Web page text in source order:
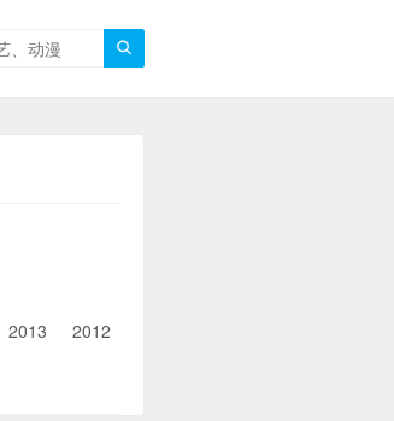

2013 2012